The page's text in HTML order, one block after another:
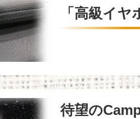
「高級イ
待望の